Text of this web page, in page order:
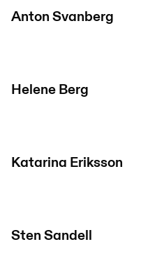
Anton Svanberg
Helene Berg
Katarina Eriksson
Sten Sandell